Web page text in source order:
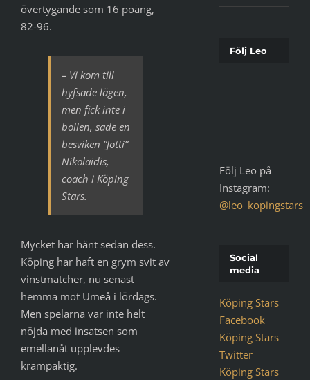
övertygande som 16 poäng,
82-96.
– ­Vi kom till
hyfsade lägen,
men fick inte i
bollen, sade en
besviken ”Jotti”
Nikolaidis,
coach i Köping
Stars.
Mycket har hänt sedan dess.
Köping har haft en grym svit av
vinstmatcher, nu senast
hemma mot Umeå i lördags.
Men spelarna var inte helt
nöjda med insatsen som
emellanåt upplevdes
krampaktig.
Följ Leo
Följ Leo på
Instagram:
@leo_kopingstars
Social
media
Köping Stars
Facebook
Köping Stars
Twitter
Köping Stars